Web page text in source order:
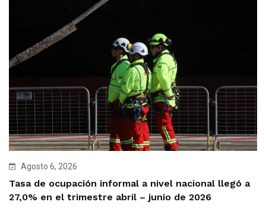
Agosto 6, 2026
Tasa de ocupación informal a nivel nacional llegó a
27,0% en el trimestre abril – junio de 2026